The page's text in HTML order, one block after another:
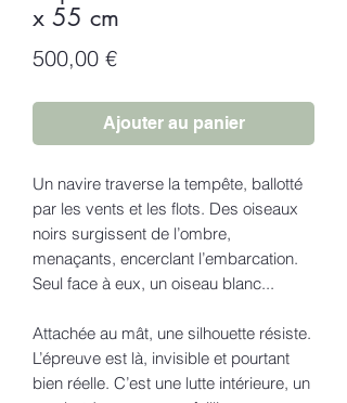
x 55 cm
500,00 €Prix
Ajouter au panier
Un navire traverse la tempête, ballotté
par les vents et les flots. Des oiseaux
noirs surgissent de l’ombre,
menaçants, encerclant l’embarcation.
Seul face à eux, un oiseau blanc...
Attachée au mât, une silhouette résiste.
L’épreuve est là, invisible et pourtant
bien réelle. C’est une lutte intérieure, un